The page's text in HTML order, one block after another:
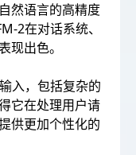
然语言的高精度
2在对话系统、
现出色。
入，包括复杂的
它在处理用户请
供更加个性化的